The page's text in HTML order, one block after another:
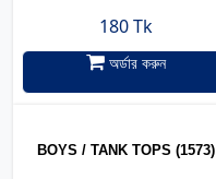
180 Tk
অর্ডার করুন
BOYS / TANK TOPS (1573)